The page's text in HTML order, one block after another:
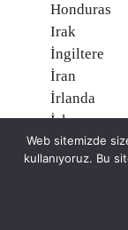
Honduras
Irak
İngiltere
İran
İrlanda
İskoçya
İspanya
İsrail
Web sitemizde
kullanıyoruz. Bu